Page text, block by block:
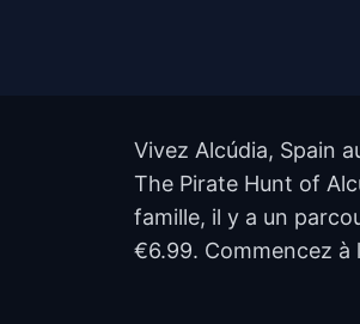
Vivez Alcúdia, Spain
The Pirate Hunt of
famille, il y a un
€6.99. Commencez à